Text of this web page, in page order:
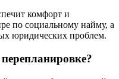
комфорт и
по социальному найму, а
юридических проблем.